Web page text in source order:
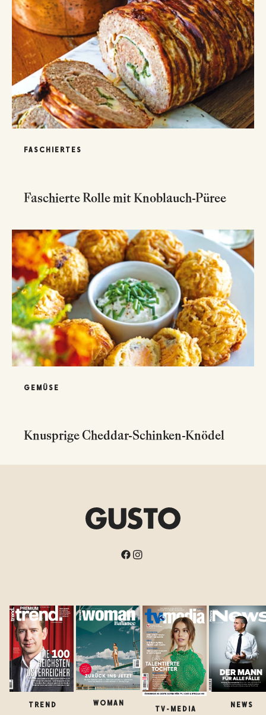
FASCHIERTES
Faschierte Rolle mit Knoblauch-Püree
GEMÜSE
Knusprige Cheddar-Schinken-Knödel
TREND WOMAN
TV-MEDIA
NEWS